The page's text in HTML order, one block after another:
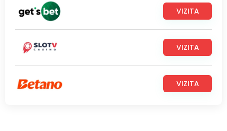
VIZITA
VIZITA
VIZITA